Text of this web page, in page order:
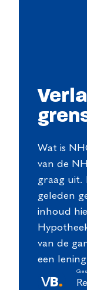
Wat is
van de
graag uit.
geleden
inhoud
van de
een